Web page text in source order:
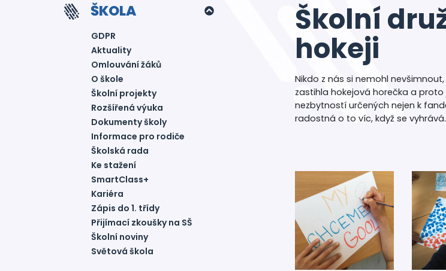
ŠKOLA
GDPR
Aktuality
Omlouvání žáků
O škole
Školní projekty
Rozšířená výuka
Dokumenty školy
Informace pro rodiče
Školská rada
Ke stažení
SmartClass+
Kariéra
Zápis do 1. třídy
Přijímací zkoušky na SŠ
Školní noviny
Světová škola
Školní
hokeji
Nikdo z nás si nemohl
zastihla hokejová horečka a
nezbytností určených nejen k
radostná o to víc, když se vyhrává.